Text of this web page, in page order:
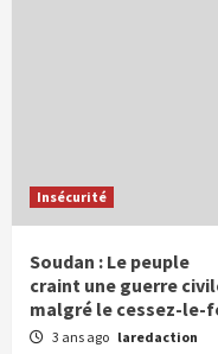
Insécurité
Soudan : Le peuple
craint une guerre
malgré le cessez-le-
3 ans ago laredaction